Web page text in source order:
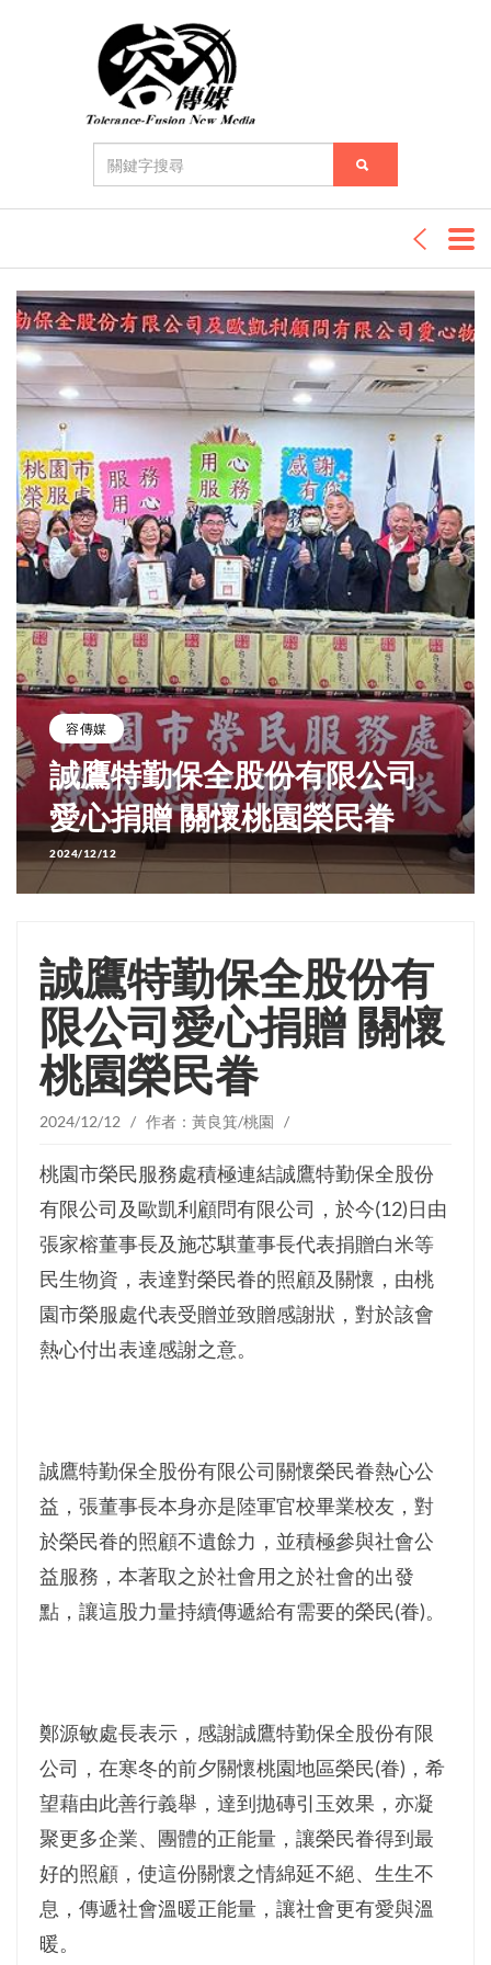
容傳媒
誠鷹特勤保全股份有限公司
愛心捐贈 關懷桃園榮民眷
2024/12/12
誠鷹特勤保全股份有
限公司愛心捐贈 關懷
桃園榮民眷
2024/12/12 / 作者：黃良箕/桃園 /
桃園市榮民服務處積極連結誠鷹特勤保全股份
有限公司及歐凱利顧問有限公司，於今(12)日由
張家榕董事長及施芯騏董事長代表捐贈白米等
民生物資，表達對榮民眷的照顧及關懷，由桃
園市榮服處代表受贈並致贈感謝狀，對於該會
熱心付出表達感謝之意。
誠鷹特勤保全股份有限公司關懷榮民眷熱心公
益，張董事長本身亦是陸軍官校畢業校友，對
於榮民眷的照顧不遺餘力，並積極參與社會公
益服務，本著取之於社會用之於社會的出發
點，讓這股力量持續傳遞給有需要的榮民(眷)。
鄭源敏處長表示，感謝誠鷹特勤保全股份有限
公司，在寒冬的前夕關懷桃園地區榮民(眷)，希
望藉由此善行義舉，達到拋磚引玉效果，亦凝
聚更多企業、團體的正能量，讓榮民眷得到最
好的照顧，使這份關懷之情綿延不絕、生生不
息，傳遞社會溫暖正能量，讓社會更有愛與溫
暖。